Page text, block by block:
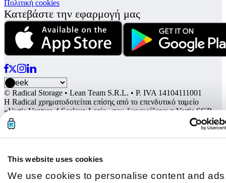
This website uses cookies
We use cookies to personalise content and
Πολιτική cookies
Κατεβάστε την εφαρμογή μας
© Radical Storage • Lean Team S.R.L. • P. IVA 14104111001
Η Radical χρηματοδοτείται επίσης από το επενδυτικό ταμείο
«Vertis Venture 4 Scaleup Lazio» που διαχειρίζεται η Vertis SGR
S.p.A. και υποστηρίζεται από την Ευρωπαϊκή Ένωση
NextGerenation EU και: